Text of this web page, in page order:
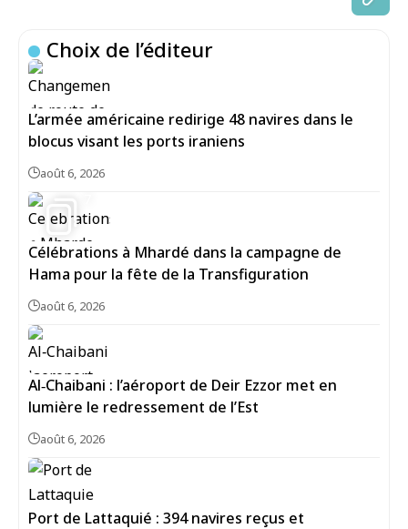
Choix de l’éditeur
L’armée américaine redirige 48 navires dans le
blocus visant les ports iraniens
août 6, 2026
Célébrations à Mhardé dans la campagne de
Hama pour la fête de la Transfiguration
août 6, 2026
Al‑Chaibani : l’aéroport de Deir Ezzor met en
lumière le redressement de l’Est
août 6, 2026
Port de Lattaquié : 394 navires reçus et